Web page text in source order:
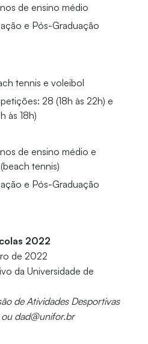
de ensino médio
e Pós-Graduação
tennis e voleibol
28 (18h às 22h) e
às 18h)
de ensino médio e
tennis)
e Pós-Graduação
2022
de 2022
da Universidade de
de Atividades Desportivas
dad@unifor.br